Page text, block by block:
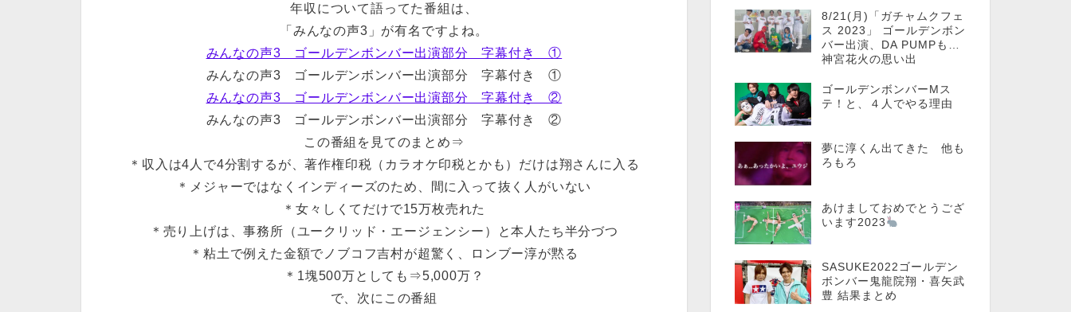
年収について語ってた番組は、
「みんなの声3」が有名ですよね。
みんなの声3 ゴールデンボンバー出演部分 字幕付き ①
みんなの声3 ゴールデンボンバー出演部分 字幕付き ①
みんなの声3 ゴールデンボンバー出演部分 字幕付き ②
みんなの声3 ゴールデンボンバー出演部分 字幕付き ②
この番組を見てのまとめ⇒
＊収入は4人で4分割するが、著作権印税（カラオケ印税とかも）だけは翔さんに入る
＊メジャーではなくインディーズのため、間に入って抜く人がいない
＊女々しくてだけで15万枚売れた
＊売り上げは、事務所（ユークリッド・エージェンシー）と本人たち半分づつ
＊粘土で例えた金額でノブコフ吉村が超驚く、ロンブー淳が黙る
＊1塊500万としても⇒5,000万？
で、次にこの番組
8/21(月)「ガチャムクフェ
ス 2023」 ゴールデンボン
バー出演、DA PUMPも…
神宮花火の思い出
ゴールデンボンバーMス
テ！と、４人でやる理由
夢に淳くん出てきた 他も
ろもろ
あけましておめでとうござ
います2023
SASUKE2022ゴールデン
ボンバー鬼龍院翔・喜矢武
豊 結果まとめ